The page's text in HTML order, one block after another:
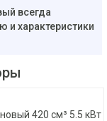
всегда
и характеристики
420 см³ 5.5 кВт